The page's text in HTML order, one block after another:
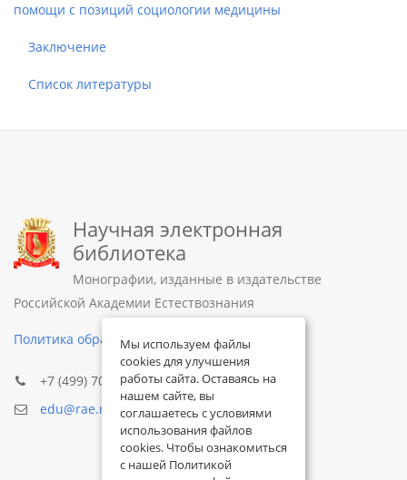
помощи с позиций социологии медицины
Заключение
Список литературы
Научная электронная
библиотека
Монографии, изданные в издательстве
Российской Академии Естествознания
Политика обработки персональных данных
+7 (499) 705-72-30
edu@rae.ru
Мы используем файлы
cookies для улучшения
работы сайта. Оставаясь на
нашем сайте, вы
соглашаетесь с условиями
использования файлов
cookies. Чтобы ознакомиться
с нашей Политикой